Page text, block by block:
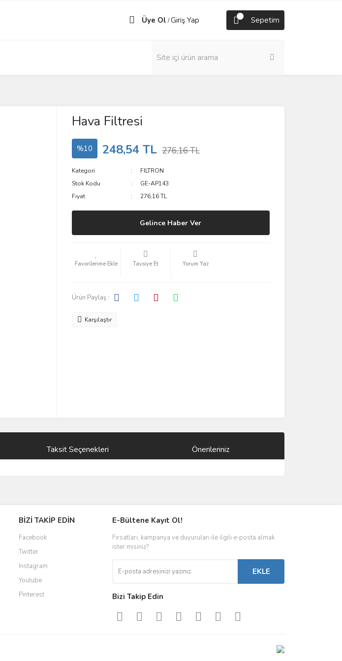
Üye Ol /Giriş Yap Sepetim
Hava Filtresi
%10 248,54 TL 276,16 TL
Kategori
FILTRON
Stok Kodu
GE-AP143
Fiyat
276,16 TL
Gelince Haber Ver
Tavsiye Et Yorum Yaz
Ürün Paylaş :
Karşılaştır
Taksit Seçenekleri Önerileriniz
BİZİ TAKİP EDİN
Facebook
Twitter
Instagram
Youtube
Pinterest
E-Bültene Kayıt Ol!
Fırsatları, kampanya ve duyuruları ile ilgili e-posta almak
ister misiniz?
EKLE
Bizi Takip Edin